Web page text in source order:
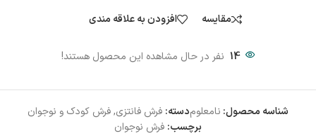
مقایسه افزودن به علاقه مندی
14 نفر در حال مشاهده این محصول هستند!
شناسه محصول: نامعلومدسته: فرش فانتزی,فرش کودک و نوجوان
برچسب: فرش نوجوان